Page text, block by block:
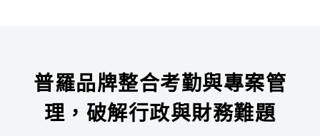
普羅品牌整合考勤與專案管
理，破解行政與財務難題